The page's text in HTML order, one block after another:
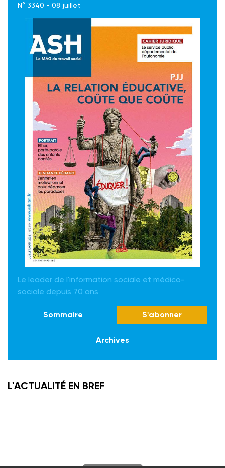
N° 3340 - 08 juillet
Le leader de l'information sociale et médico-
sociale depuis 70 ans
Sommaire S'abonner
Archives
L'ACTUALITÉ EN BREF